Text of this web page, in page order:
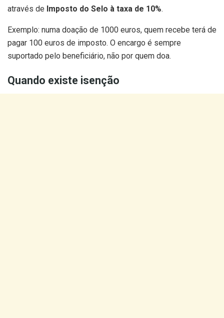
através de Imposto do Selo à taxa de 10%.
Exemplo: numa doação de 1000 euros, quem recebe terá de
pagar 100 euros de imposto. O encargo é sempre
suportado pelo beneficiário, não por quem doa.
Quando existe isenção